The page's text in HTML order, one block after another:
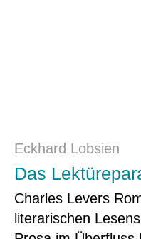
Eckhard Lobsien
Das
Charles Levers
literarischen Lesens